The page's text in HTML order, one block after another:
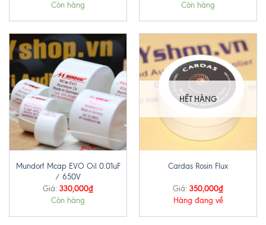
Còn hàng Còn hàng
Mundorf Mcap EVO Oil 0.01uF
/ 650V
Giá: 330,000₫
Còn hàng
HẾT HÀNG
Cardas Rosin Flux
Giá: 350,000₫
Hàng đang về